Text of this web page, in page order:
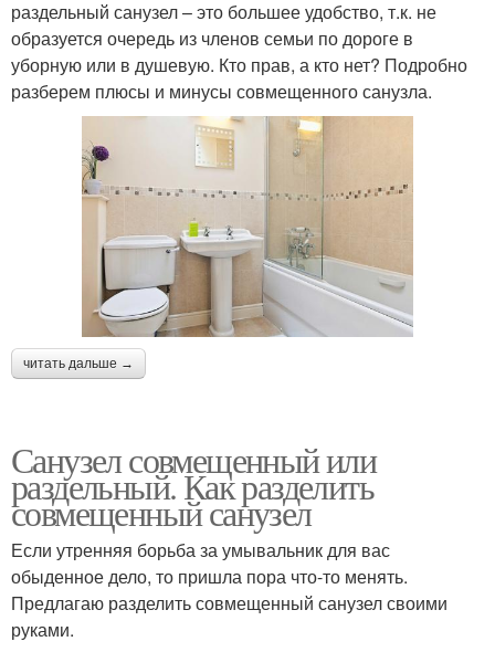
раздельный санузел – это большее удобство, т.к. не
образуется очередь из членов семьи по дороге в
уборную или в душевую. Кто прав, а кто нет? Подробно
разберем плюсы и минусы совмещенного санузла.
читать дальше →
Санузел совмещенный или
раздельный. Как разделить
совмещенный санузел
Если утренняя борьба за умывальник для вас
обыденное дело, то пришла пора что-то менять.
Предлагаю разделить совмещенный санузел своими
руками.